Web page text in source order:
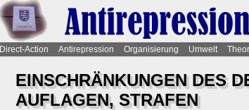
Direct-Action Antirepression Organisierung Umwelt
EINSCHRÄNKUNGEN DES
AUFLAGEN, STRAFEN